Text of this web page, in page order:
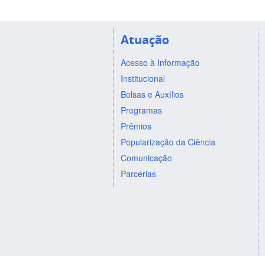
Atuação
Acesso à Informação
Institucional
Bolsas e Auxílios
Programas
Prêmios
Popularização da Ciência
Comunicação
Parcerias